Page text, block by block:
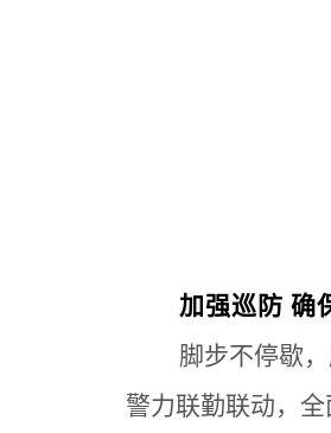
加强巡防 确
脚步不停歇
警力联勤联动，